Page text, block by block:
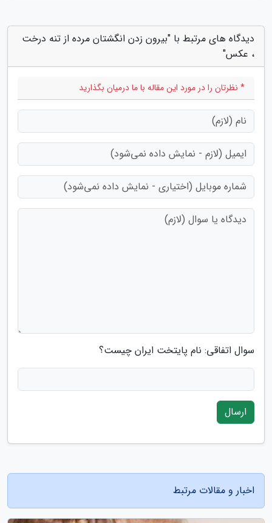
دیدگاه های مرتبط با "بیرون زدن انگشتان مرده از تنه درخت
، عکس"
* نظرتان را در مورد این مقاله با ما درمیان بگذارید
سوال اتفاقی: نام پایتخت ایران چیست؟
ارسال
اخبار و مقالات مرتبط